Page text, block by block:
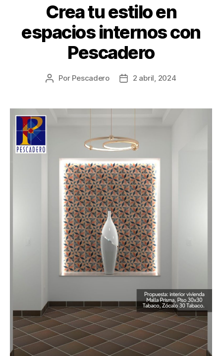
Crea tu estilo en
espacios internos con
Pescadero
Por Pescadero 2 abril, 2024